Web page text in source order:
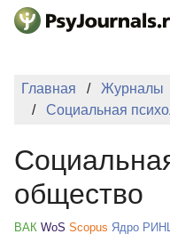
Перейти к основному
Регистрация
Главная
Журналы
Социальная
общество
ВАК WoS Scopus Ядро РИНЦ